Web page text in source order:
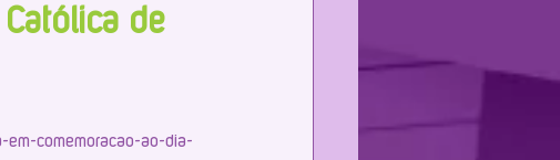
de
em-comemoracao-ao-dia-